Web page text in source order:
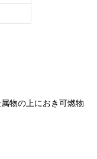
物の上におき可燃物